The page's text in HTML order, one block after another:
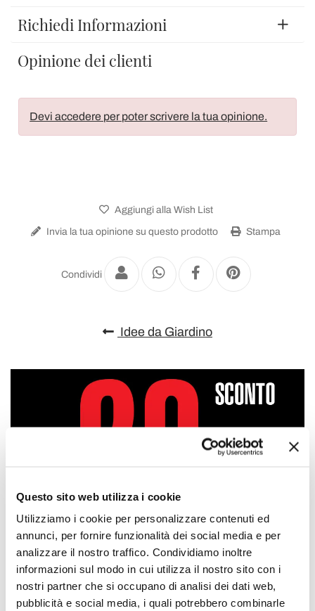
Questo sito web utilizza i cookie
Utilizziamo i cookie per personalizzare contenuti ed
annunci, per fornire funzionalità dei social media e per
analizzare il nostro traffico. Condividiamo inoltre
informazioni sul modo in cui utilizza il nostro sito con i
nostri partner che si occupano di analisi dei dati web,
pubblicità e social media, i quali potrebbero combinarle
Richiedi Informazioni
Opinione dei clienti
Devi accedere per poter scrivere la tua opinione.
Aggiungi alla Wish List
Invia la tua opinione su questo prodotto Stampa
Condividi
Idee da Giardino